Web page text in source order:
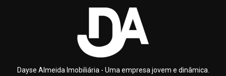
Dayse Almeida Imobiliária - Uma empresa jovem e dinâmica.